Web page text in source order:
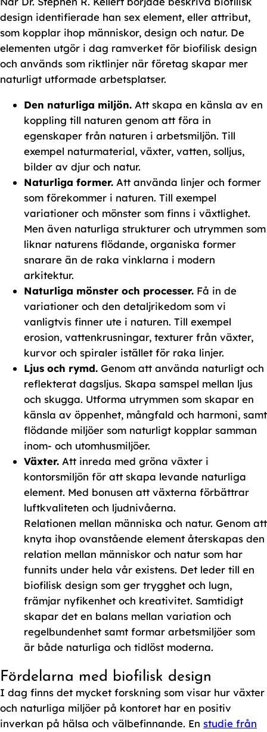
design identifierade han sex element, eller attribut,
som kopplar ihop människor, design och natur. De
elementen utgör i dag ramverket för biofilisk design
och används som riktlinjer när företag skapar mer
naturligt utformade arbetsplatser.
Den naturliga miljön. Att skapa en känsla av en
koppling till naturen genom att föra in
egenskaper från naturen i arbetsmiljön. Till
exempel naturmaterial, växter, vatten, solljus,
bilder av djur och natur.
Naturliga former. Att använda linjer och former
som förekommer i naturen. Till exempel
variationer och mönster som finns i växtlighet.
Men även naturliga strukturer och utrymmen som
liknar naturens flödande, organiska former
snarare än de raka vinklarna i modern
arkitektur.
Naturliga mönster och processer. Få in de
variationer och den detaljrikedom som vi
vanligtvis finner ute i naturen. Till exempel
erosion, vattenkrusningar, texturer från växter,
kurvor och spiraler istället för raka linjer.
Ljus och rymd. Genom att använda naturligt och
reflekterat dagsljus. Skapa samspel mellan ljus
och skugga. Utforma utrymmen som skapar en
känsla av öppenhet, mångfald och harmoni, samt
flödande miljöer som naturligt kopplar samman
inom- och utomhusmiljöer.
Växter. Att inreda med gröna växter i
kontorsmiljön för att skapa levande naturliga
element. Med bonusen att växterna förbättrar
luftkvaliteten och ljudnivåerna.
Relationen mellan människa och natur. Genom att
knyta ihop ovanstående element återskapas den
relation mellan människor och natur som har
funnits under hela vår existens. Det leder till en
biofilisk design som ger trygghet och lugn,
främjar nyfikenhet och kreativitet. Samtidigt
skapar det en balans mellan variation och
regelbundenhet samt formar arbetsmiljöer som
är både naturliga och tidlöst moderna.
Fördelarna med biofilisk design
I dag finns det mycket forskning som visar hur växter
och naturliga miljöer på kontoret har en positiv
inverkan på hälsa och välbefinnande. En studie från